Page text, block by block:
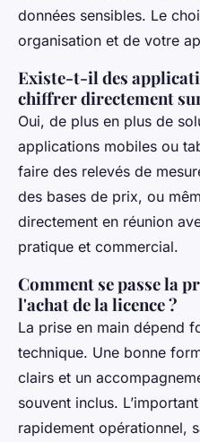
données sensibles. Le
organisation et de votre
Existe-t-il des
chiffrer directement
Oui, de plus en plus de
applications mobiles ou
faire des relevés de
des bases de prix, ou
directement en réunion
pratique et commercial.
Comment se passe la
l'achat de la licence ?
La prise en main dépend
technique. Une bonne
clairs et un
souvent inclus.
rapidement opérationnel,